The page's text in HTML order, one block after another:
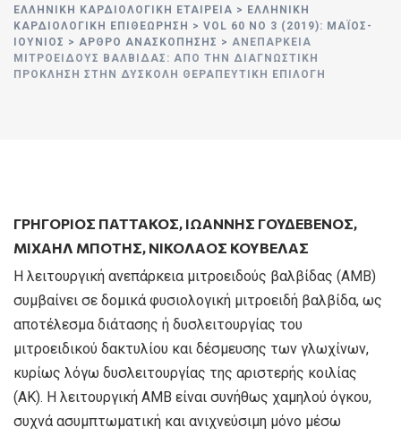
ΕΛΛΗΝΙΚΉ ΚΑΡΔΙΟΛΟΓΙΚΉ ΕΤΑΙΡΕΊΑ > ΕΛΛΗΝΙΚΗ
ΚΑΡΔΙΟΛΟΓΙΚΗ ΕΠΙΘΕΩΡΗΣΗ > VOL 60 NO 3 (2019): ΜΆΙΟΣ-
ΙΟΎΝΙΟΣ > ΑΡΘΡΟ ΑΝΑΣΚΟΠΗΣΗΣ > ΑΝΕΠΆΡΚΕΙΑ
ΜΙΤΡΟΕΙΔΟΎΣ ΒΑΛΒΊΔΑΣ: ΑΠΌ ΤΗΝ ΔΙΑΓΝΩΣΤΙΚΉ
ΠΡΌΚΛΗΣΗ ΣΤΗΝ ΔΎΣΚΟΛΗ ΘΕΡΑΠΕΥΤΙΚΉ ΕΠΙΛΟΓΉ
ΓΡΗΓΟΡΙΟΣ ΠΑΤΤΑΚΟΣ, ΙΩΑΝΝΗΣ ΓΟΥΔΕΒΕΝΟΣ,
ΜΙΧΑΗΛ ΜΠΟΤΗΣ, ΝΙΚΌΛΑΟΣ ΚΟΎΒΕΛΑΣ
Η λειτουργική ανεπάρκεια μιτροειδούς βαλβίδας (ΑΜΒ)
συμβαίνει σε δομικά φυσιολογική μιτροειδή βαλβίδα, ως
αποτέλεσμα διάτασης ή δυσλειτουργίας του
μιτροειδικού δακτυλίου και δέσμευσης των γλωχίνων,
κυρίως λόγω δυσλειτουργίας της αριστερής κοιλίας
(ΑΚ). Η λειτουργική ΑΜΒ είναι συνήθως χαμηλού όγκου,
συχνά ασυμπτωματική και ανιχνεύσιμη μόνο μέσω